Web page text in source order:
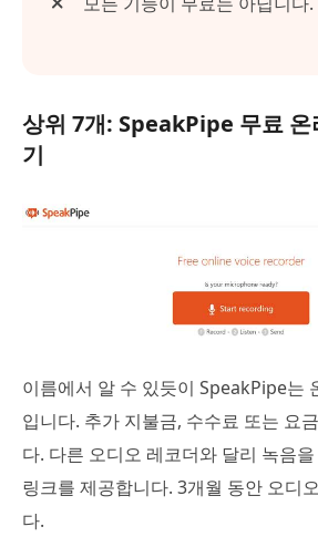
상위 7개: SpeakPipe 무료 온
기
이름에서 알 수 있듯이 SpeakPipe는
입니다. 추가 지불금, 수수료 또는 요
다. 다른 오디오 레코더와 달리 녹음
링크를 제공합니다. 3개월 동안 오디
다.